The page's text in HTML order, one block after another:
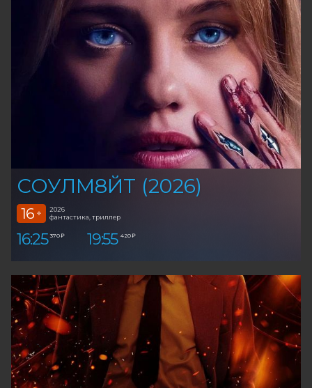
СОУЛМ8ЙТ (2026)
16 +
2026
фантастика, триллер
16:25 370 ₽ 19:55 420 ₽